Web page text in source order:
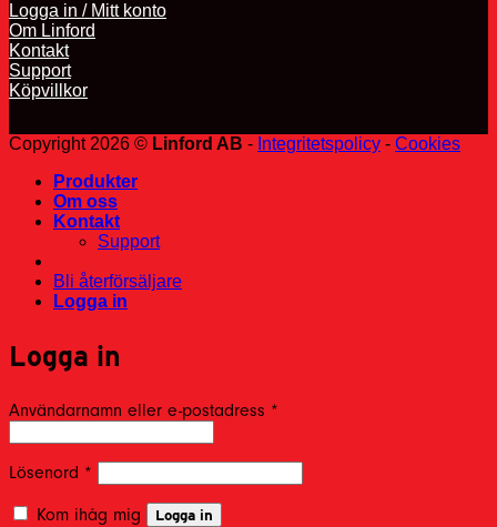
Logga in / Mitt konto
Om Linford
Kontakt
Support
Köpvillkor
Copyright 2026 © Linford AB - Integritetspolicy - Cookies
Produkter
Om oss
Kontakt
Support
Bli återförsäljare
Logga in
Logga in
Användarnamn eller e-postadress *
Lösenord *
Kom ihåg mig Logga in